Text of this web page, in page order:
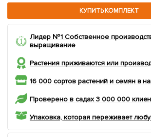
КУПИТЬ КОМПЛЕКТ
Лидер №1 Собственное
выращивание
Растения приживаются или
16 000 сортов растений и семян в
Проверено в садах 3 000 000
Упаковка, которая переживает